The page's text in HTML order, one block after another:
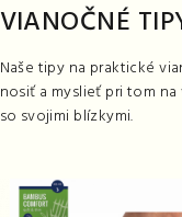
VIANOČNÉ
Naše tipy na praktické
nosiť a myslieť pri tom
so svojimi blízkymi.